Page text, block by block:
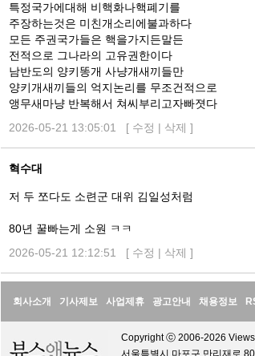
특정국가에대해 비핵화나핵폐기를
주장하는것은 미친개소리에불과하다
모든 주권국가들은 핵을가지든말든
전적으로 그나라의 고유권한이다
남반도의 양키똥개 사냥개새끼들만
양키개새끼들의 억지논리를 무조건적으로
앵무새마냥 반복해서 쳐씨부리고자빠졋다
2026-05-21 13:05:01 [ 수정 | 삭제 ]
혁수대
저 두 쪼다도 소련군 대위 김일성처럼
80년 꿀빠는게 소원 ㅋㅋ
2026-05-21 12:12:51 [ 수정 | 삭제 ]
정
보
회사소개 기사제보 사업제휴 광고안내 채용정보
Copyright ⓒ 2006-2026
서울특별시 마포구 만리재로